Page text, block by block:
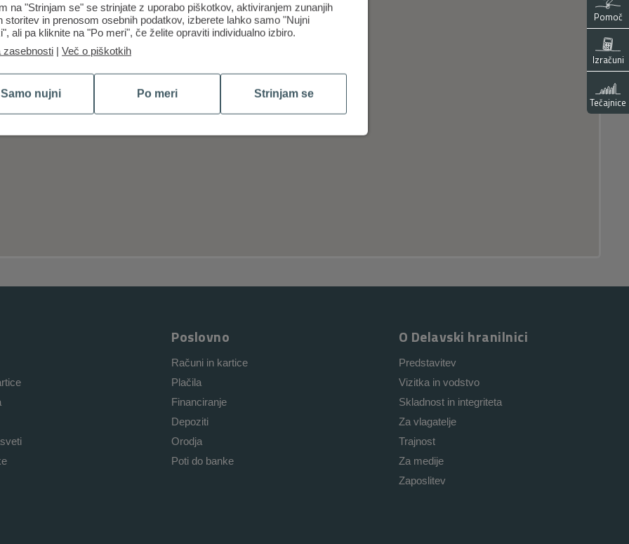
Poslovno
Računi in kartice
Plačila
Financiranje
Depoziti
Orodja
Poti do banke
O Delavski hranilnici
Predstavitev
Vizitka in vodstvo
Skladnost in integriteta
Za vlagatelje
Trajnost
Za medije
Zaposlitev
Pomoč
Izračuni
Tečajnice
na "Strinjam se" se strinjate z uporabo piškotkov, aktiviranjem zunanjih
storitev in prenosom osebnih podatkov, izberete lahko samo "Nujni
ali pa kliknite na "Po meri", če želite opraviti individualno izbiro.
zasebnosti | Več o piškotkih
Samo nujni Po meri Strinjam se